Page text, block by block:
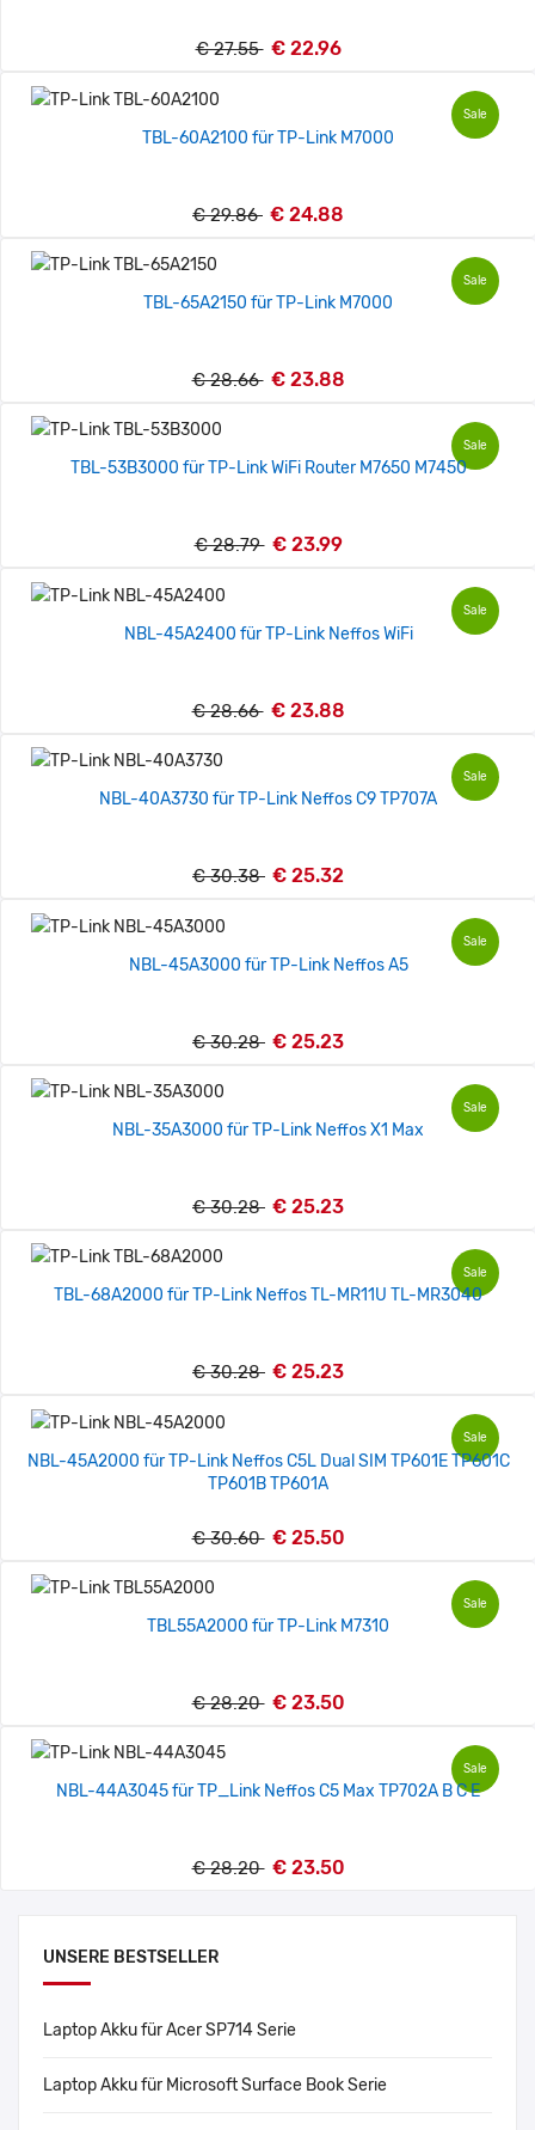
UNSERE BESTSELLER
Laptop Akku für Acer SP714 Serie
Laptop Akku für Microsoft Surface Book Serie
€ 27.55 € 22.96
Sale
TBL-60A2100 für TP-Link M7000
€ 29.86 € 24.88
Sale
TBL-65A2150 für TP-Link M7000
€ 28.66 € 23.88
Sale
TBL-53B3000 für TP-Link WiFi Router M7650 M7450
€ 28.79 € 23.99
Sale
NBL-45A2400 für TP-Link Neffos WiFi
€ 28.66 € 23.88
Sale
NBL-40A3730 für TP-Link Neffos C9 TP707A
€ 30.38 € 25.32
Sale
NBL-45A3000 für TP-Link Neffos A5
€ 30.28 € 25.23
Sale
NBL-35A3000 für TP-Link Neffos X1 Max
€ 30.28 € 25.23
Sale
TBL-68A2000 für TP-Link Neffos TL-MR11U TL-MR3040
€ 30.28 € 25.23
Sale
NBL-45A2000 für TP-Link Neffos C5L Dual SIM TP601E TP601C
TP601B TP601A
€ 30.60 € 25.50
Sale
TBL55A2000 für TP-Link M7310
€ 28.20 € 23.50
Sale
NBL-44A3045 für TP_Link Neffos C5 Max TP702A B C E
€ 28.20 € 23.50